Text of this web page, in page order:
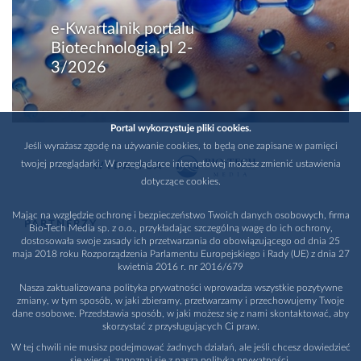
e-Kwartalnik portalu
Biotechnologia.pl 2-
3/2026
WYDAWCA
PARTNERZY
Portal wykorzystuje pliki cookies.
Jeśli wyrażasz zgodę na używanie cookies, to będą one zapisane w pamięci
twojej przeglądarki. W przeglądarce internetowej możesz zmienić ustawienia
dotyczące cookies.
Mając na względzie ochronę i bezpieczeństwo Twoich danych osobowych, firma
Bio-Tech Media sp. z o.o., przykładając szczególną wagę do ich ochrony,
dostosowała swoje zasady ich przetwarzania do obowiązującego od dnia 25
maja 2018 roku Rozporządzenia Parlamentu Europejskiego i Rady (UE) z dnia 27
kwietnia 2016 r. nr 2016/679
Nasza zaktualizowana polityka prywatności wprowadza wszystkie pozytywne
zmiany, w tym sposób, w jaki zbieramy, przetwarzamy i przechowujemy Twoje
dane osobowe. Przedstawia sposób, w jaki możesz się z nami skontaktować, aby
skorzystać z przysługujących Ci praw.
W tej chwili nie musisz podejmować żadnych działań, ale jeśli chcesz dowiedzieć